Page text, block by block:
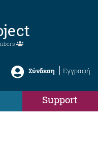
Σύνδεση Εγγραφή
Support